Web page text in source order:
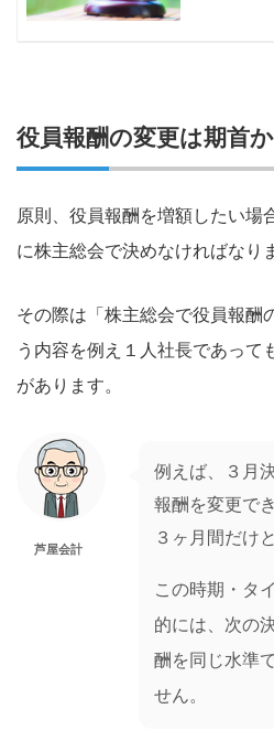
役員報酬の変更は期首
原則、役員報酬を増額したい場
に株主総会で決めなければなり
その際は「株主総会で役員報酬
う内容を例え１人社長であって
があります。
芦屋会計
例えば、３月
報酬を変更で
３ヶ月間だけ
この時期・タ
的には、次の
酬を同じ水準
せん。